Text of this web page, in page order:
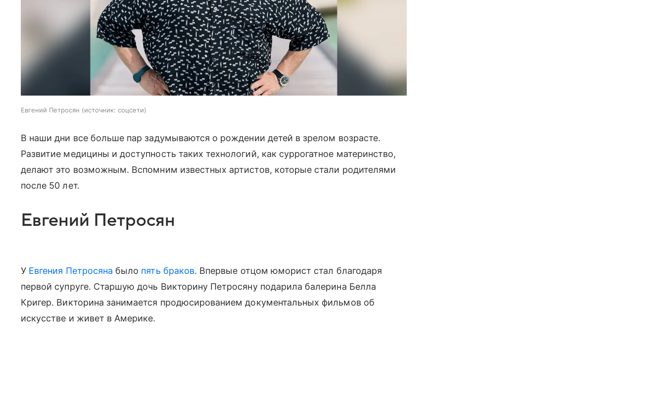
Евгений Петросян источник: соцсети
В наши дни все больше пар задумываются о рождении детей в зрелом возрасте.
Развитие медицины и доступность таких технологий, как суррогатное материнство,
делают это возможным. Вспомним известных артистов, которые стали родителями
после 50 лет.
Евгений Петросян
У Евгения Петросяна было пять браков. Впервые отцом юморист стал благодаря
первой супруге. Старшую дочь Викторину Петросяну подарила балерина Белла
Кригер. Викторина занимается продюсированием документальных фильмов об
искусстве и живет в Америке.